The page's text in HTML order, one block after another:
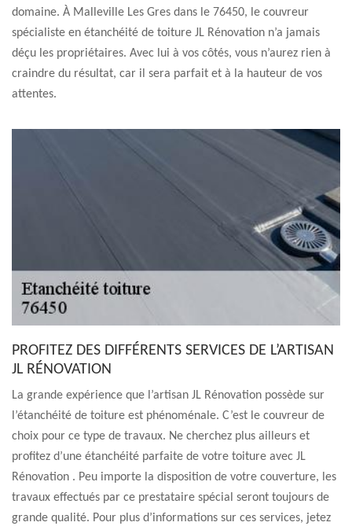
domaine. À Malleville Les Gres dans le 76450, le couvreur
spécialiste en étanchéité de toiture JL Rénovation n’a jamais
déçu les propriétaires. Avec lui à vos côtés, vous n’aurez rien à
craindre du résultat, car il sera parfait et à la hauteur de vos
attentes.
PROFITEZ DES DIFFÉRENTS SERVICES DE L’ARTISAN
JL RÉNOVATION
La grande expérience que l’artisan JL Rénovation possède sur
l’étanchéité de toiture est phénoménale. C’est le couvreur de
choix pour ce type de travaux. Ne cherchez plus ailleurs et
profitez d’une étanchéité parfaite de votre toiture avec JL
Rénovation . Peu importe la disposition de votre couverture, les
travaux effectués par ce prestataire spécial seront toujours de
grande qualité. Pour plus d’informations sur ces services, jetez